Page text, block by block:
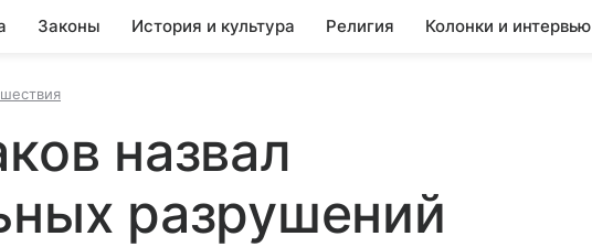
Законы История и культура Религия Колонки и интервью
назвал
разрушений